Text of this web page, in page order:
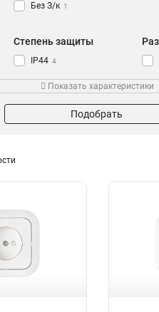
Без З/к 1
Степень защиты
IP44 4
Показать характеристики
Подобрать